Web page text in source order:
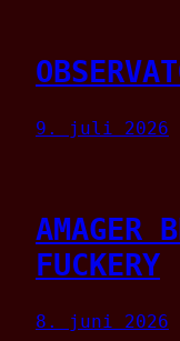
9. juli 2026
AMAGER
FUCKERY
8. juni 2026